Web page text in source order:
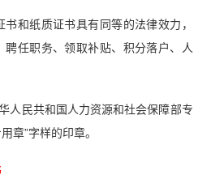
和纸质证书具有同等的法律效力，
聘任职务、领取补贴、积分落户、人
人民共和国人力资源和社会保障部专
章”字样的印章。